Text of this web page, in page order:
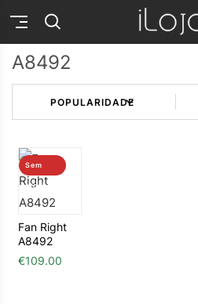
A8492
Sem
stock
Fan Right
A8492
€109.00